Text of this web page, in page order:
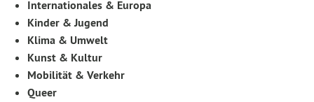
Internationales & Europa
Kinder & Jugend
Klima & Umwelt
Kunst & Kultur
Mobilität & Verkehr
Queer